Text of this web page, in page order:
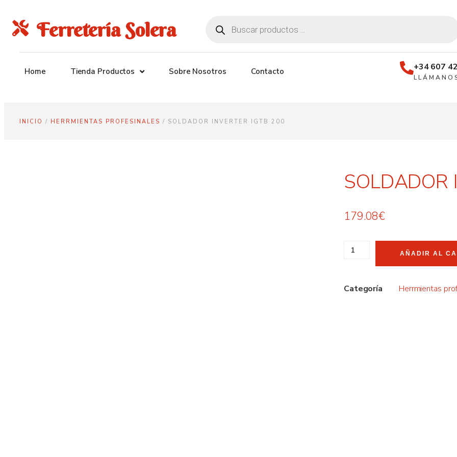
Ferretería Solera
Home Tienda Productos Sobre Nosotros Contacto +34 607
INICIO / HERRMIENTAS PROFESINALES / SOLDADOR INVERTER IGTB 200
SOLDADOR
179.08€
AÑADIR AL
Categoría Herrmientas